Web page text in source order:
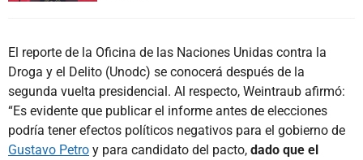
El reporte de la Oficina de las Naciones Unidas contra la
Droga y el Delito (Unodc) se conocerá después de la
segunda vuelta presidencial. Al respecto, Weintraub afirmó:
“Es evidente que publicar el informe antes de elecciones
podría tener efectos políticos negativos para el gobierno de
Gustavo Petro y para candidato del pacto, dado que el